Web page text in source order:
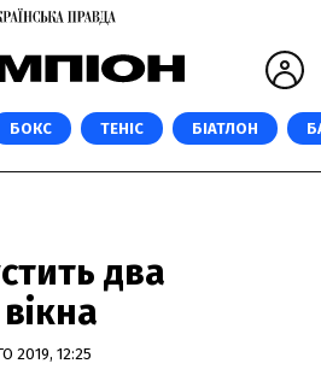
БОКС ТЕНІС БІАТЛОН
два
2019, 12:25